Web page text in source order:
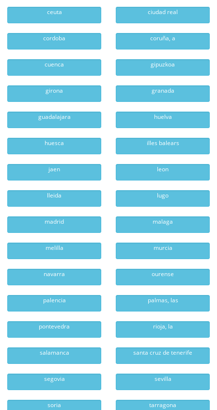
ceuta ciudad real
cordoba coruña, a
cuenca gipuzkoa
girona granada
guadalajara huelva
huesca illes balears
jaen leon
lleida lugo
madrid malaga
melilla murcia
navarra ourense
palencia palmas, las
pontevedra rioja, la
salamanca santa cruz de tenerife
segovia sevilla
soria tarragona